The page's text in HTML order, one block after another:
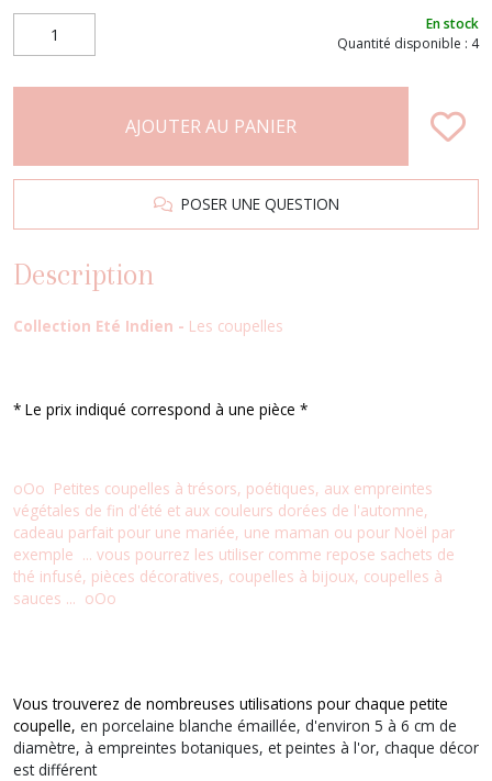
En stock
Quantité disponible : 4
AJOUTER AU PANIER
POSER UNE QUESTION
Description
Collection Eté Indien - Les coupelles
* Le prix indiqué correspond à une pièce *
oOo Petites coupelles à trésors, poétiques, aux empreintes
végétales de fin d'été et aux couleurs dorées de l'automne,
cadeau parfait pour une mariée, une maman ou pour Noël par
exemple ... vous pourrez les utiliser comme repose sachets de
thé infusé, pièces décoratives, coupelles à bijoux, coupelles à
sauces ... oOo
Vous trouverez de nombreuses utilisations pour chaque petite
coupelle, en porcelaine blanche émaillée, d'environ 5 à 6 cm de
diamètre, à empreintes botaniques, et peintes à l'or, chaque décor
est différent